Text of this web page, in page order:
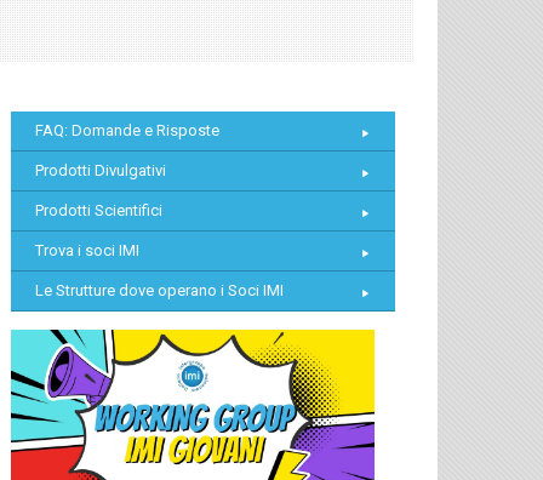
FAQ: Domande e Risposte
Prodotti Divulgativi
Prodotti Scientifici
Trova i soci IMI
Le Strutture dove operano i Soci IMI